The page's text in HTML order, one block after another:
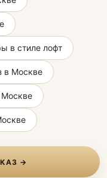
в стиле лофт
в Москве
→